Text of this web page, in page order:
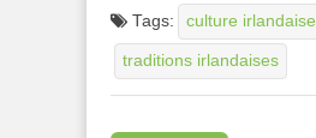
Tags: culture irlandaise
traditions irlandaises